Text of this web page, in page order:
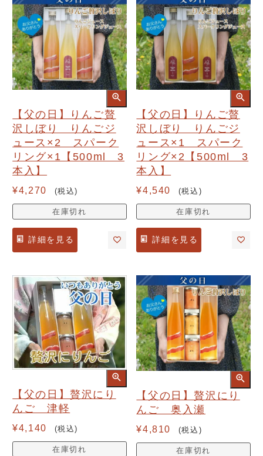
【父の日】りんご贅
沢しぼり りんごジ
ュース×2 スパーク
リング×1【500ml 3
本入】
¥4,270 税込
在庫切れ
詳細を見る
【父の日】りんご贅
沢しぼり りんごジ
ュース×1 スパーク
リング×2【500ml 3
本入】
¥4,540 税込
在庫切れ
詳細を見る
【父の日】贅沢にり
んご 津軽
¥4,140 税込
在庫切れ
【父の日】贅沢にり
んご 奥入瀬
¥4,810 税込
在庫切れ